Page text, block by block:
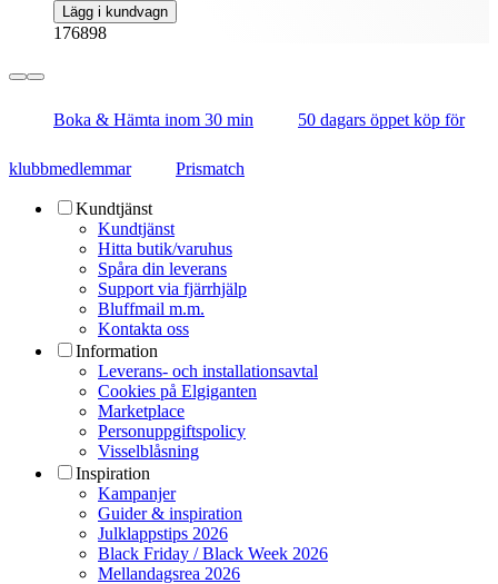
Lägg i kundvagn
176898
Boka & Hämta inom 30 min 50 dagars öppet köp för
klubbmedlemmar Prismatch
Kundtjänst
Kundtjänst
Hitta butik/varuhus
Spåra din leverans
Support via fjärrhjälp
Bluffmail m.m.
Kontakta oss
Information
Leverans- och installationsavtal
Cookies på Elgiganten
Marketplace
Personuppgiftspolicy
Visselblåsning
Inspiration
Kampanjer
Guider & inspiration
Julklappstips 2026
Black Friday / Black Week 2026
Mellandagsrea 2026